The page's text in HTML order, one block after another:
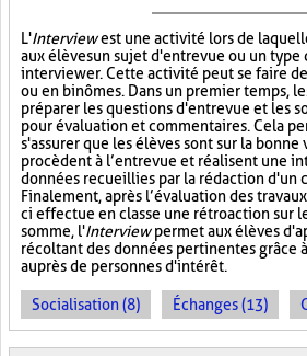
L'Interviewest une activité lors de
aux élèves un sujet d'entrevue ou un type
interviewer. Cette activité peut se faire
ou en binômes. Dans un premier temps,
préparer les questions d'entrevue et les
pour évaluation et commentaires. Cela
s'assurer que les élèves sont sur la bonne
procèdent à l’entrevue et réalisent une
données recueillies par la rédaction d'un
Finalement, après l’évaluation des
ci effectue en classe une rétroaction sur
somme, l'Interviewpermet aux élèves
récoltant des données pertinentes grâce
auprès de personnes d'intérêt.
Socialisation (8) Échanges (13)